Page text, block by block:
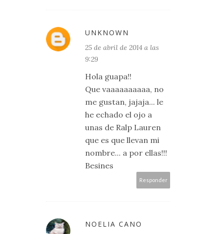
UNKNOWN
25 de abril de 2014 a las
9:29
Hola guapa!!
Que vaaaaaaaaaa, no
me gustan, jajaja... le
he echado el ojo a
unas de Ralp Lauren
que es que llevan mi
nombre... a por ellas!!!
Besines
Responder
NOELIA CANO